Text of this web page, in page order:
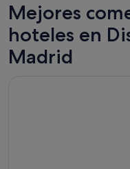
Mejores
hoteles en
Madrid